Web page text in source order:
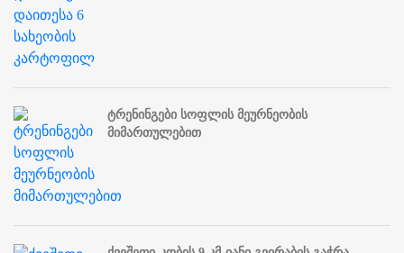
ტრენინგები სოფლის მეურნეობის
მიმართულებით